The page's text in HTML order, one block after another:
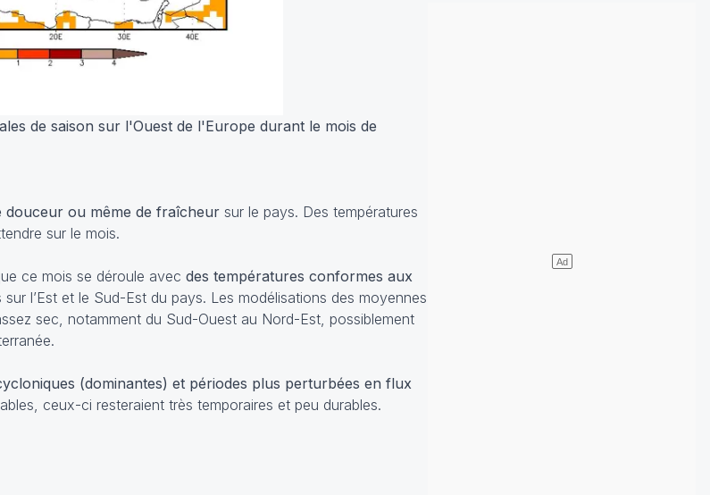
de saison sur l'Ouest de l'Europe durant le mois de
douceur ou même de fraîcheur sur le pays. Des températures
sur le mois.
ce mois se déroule avec des températures conformes aux
l’Est et le Sud-Est du pays. Les modélisations des moyennes
sec, notamment du Sud-Ouest au Nord-Est, possiblement
(dominantes) et périodes plus perturbées en flux
ceux-ci resteraient très temporaires et peu durables.